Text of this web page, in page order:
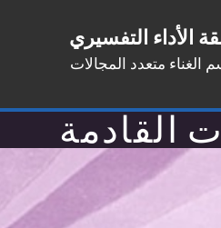
الأداء التفسيري
الغناء متعدد المجالات
القادمة